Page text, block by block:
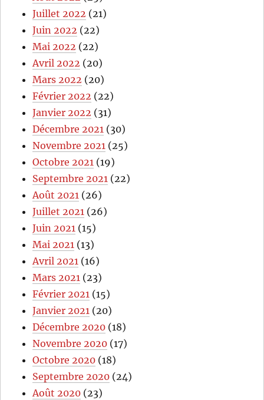
Juillet 2022 (21)
Juin 2022 (22)
Mai 2022 (22)
Avril 2022 (20)
Mars 2022 (20)
Février 2022 (22)
Janvier 2022 (31)
Décembre 2021 (30)
Novembre 2021 (25)
Octobre 2021 (19)
Septembre 2021 (22)
Août 2021 (26)
Juillet 2021 (26)
Juin 2021 (15)
Mai 2021 (13)
Avril 2021 (16)
Mars 2021 (23)
Février 2021 (15)
Janvier 2021 (20)
Décembre 2020 (18)
Novembre 2020 (17)
Octobre 2020 (18)
Septembre 2020 (24)
Août 2020 (23)